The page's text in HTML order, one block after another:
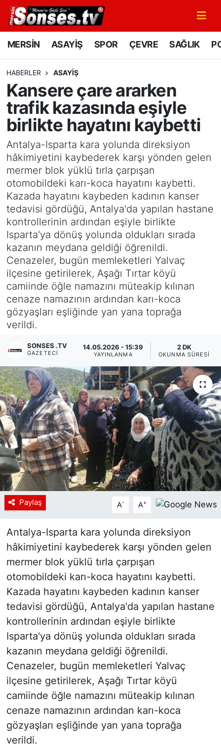
MERSİN ASAYİŞ SPOR ÇEVRE SAĞLIK
HABERLER ASAYİŞ
Kansere çare ararken
trafik kazasında eşiyle
birlikte hayatını kaybetti
Antalya-Isparta kara yolunda direksiyon
hâkimiyetini kaybederek karşı yönden gelen
mermer blok yüklü tırla çarpışan
otomobildeki karı-koca hayatını kaybetti.
Kazada hayatını kaybeden kadının kanser
tedavisi gördüğü, Antalya'da yapılan hastane
kontrollerinin ardından eşiyle birlikte
Isparta'ya dönüş yolunda oldukları sırada
kazanın meydana geldiği öğrenildi.
Cenazeler, bugün memleketleri Yalvaç
ilçesine getirilerek, Aşağı Tırtar köyü
camiinde öğle namazını müteakip kılınan
cenaze namazının ardından karı-koca
gözyaşları eşliğinde yan yana toprağa
verildi.
SONSES .TV
GAZETECI
14.05.2026 - 15:39
YAYINLANMA
2 DK
OKUNMA SÜRESI
Paylaş A- A+
Antalya-Isparta kara yolunda direksiyon
hâkimiyetini kaybederek karşı yönden gelen
mermer blok yüklü tırla çarpışan
otomobildeki karı-koca hayatını kaybetti.
Kazada hayatını kaybeden kadının kanser
tedavisi gördüğü, Antalya'da yapılan hastane
kontrollerinin ardından eşiyle birlikte
Isparta'ya dönüş yolunda oldukları sırada
kazanın meydana geldiği öğrenildi.
Cenazeler, bugün memleketleri Yalvaç
ilçesine getirilerek, Aşağı Tırtar köyü
camiinde öğle namazını müteakip kılınan
cenaze namazının ardından karı-koca
gözyaşları eşliğinde yan yana toprağa
verildi.
MERSİN
SPOR
GÜNÜN MANŞETİ
DÜNYA
KÜLTÜR - SANAT
MAGAZİN
SAĞLIK
Siyaset
YEREL HABER
Haberde insan
Tanıtım
Mersin Nöbetçi Eczaneler
Mersin Namaz Vakitleri
Mersin Trafik Yoğunluk Haritası
Süper Lig Puan Durumu ve Fikstür
Tüm Manşetler
Son Dakika Haberleri
Haber Arşivi